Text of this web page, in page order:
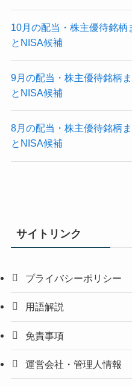
10月の配当・株主優待銘
とNISA候補
9月の配当・株主優待銘柄
とNISA候補
8月の配当・株主優待銘柄
とNISA候補
サイトリンク
プライバシーポリシー
用語解説
免責事項
運営会社・管理人情報